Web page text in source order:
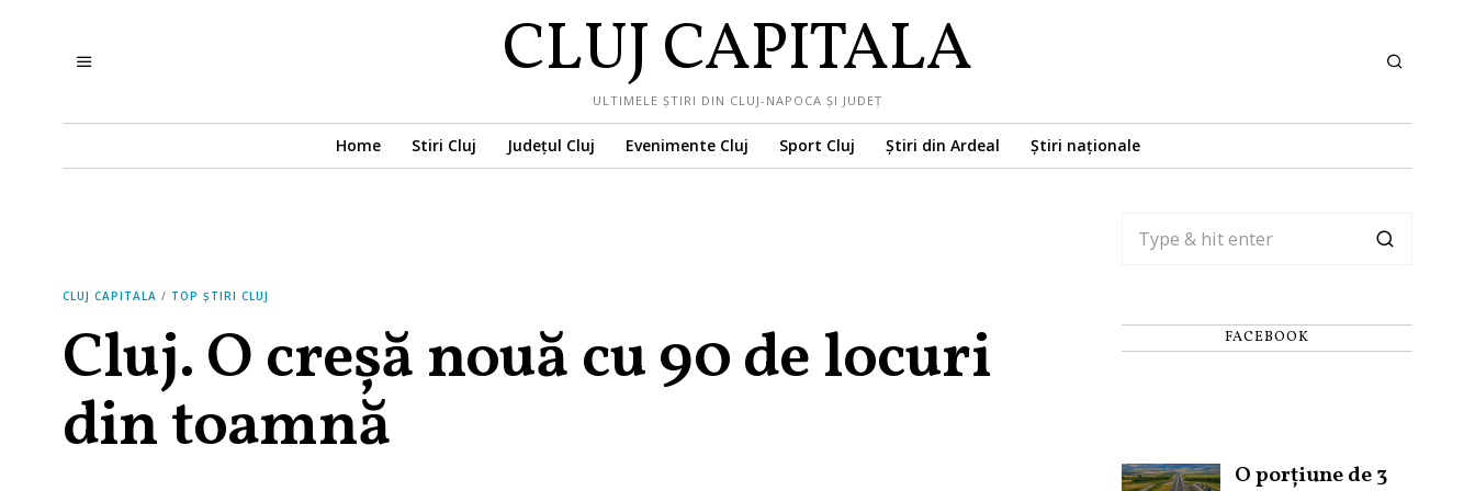
CLUJ CAPITALA
ULTIMELE ȘTIRI DIN CLUJ-NAPOCA ȘI JUDEȚ
Home Stiri Cluj Județul Cluj Evenimente Cluj Sport Cluj Știri din Ardeal Știri naționale
CLUJ CAPITALA / TOP ȘTIRI CLUJ
Cluj. O creșă nouă cu 90 de locuri
din toamnă
FACEBOOK
O porțiune de 3